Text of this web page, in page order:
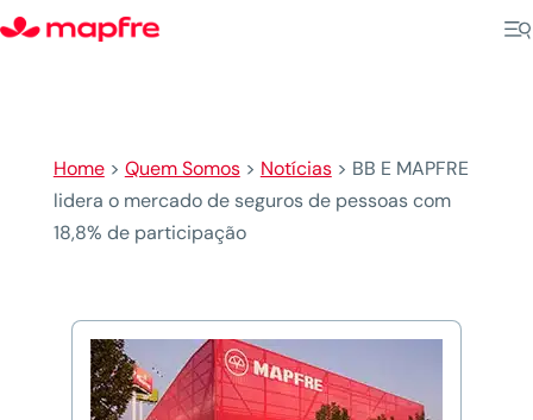
Home> Quem Somos> Notícias> BB E MAPFRE
lidera o mercado de seguros de pessoas com
18,8% de participação